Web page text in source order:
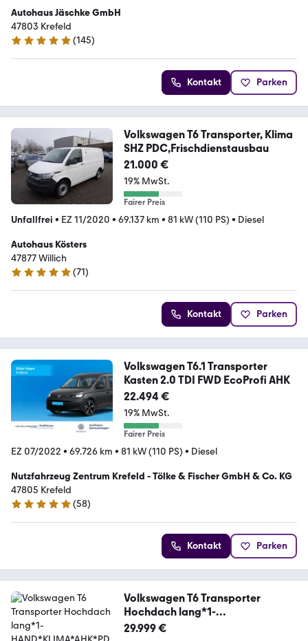
Autohaus Jäschke GmbH
47803 Krefeld
5 Sterne
(145)
Kontakt Parken
Volkswagen T6 Transporter, Klima
SHZ PDC,Frischdienstausbau
21.000 €
19% MwSt.
Fairer Preis
Unfallfrei • EZ 11/2020 • 69.137 km • 81 kW (110 PS) • Diesel
Autohaus Kösters
47877 Willich
4.8 Sterne
(71)
Kontakt Parken
Volkswagen T6.1 Transporter
Kasten 2.0 TDI FWD EcoProfi AHK
22.494 €
19% MwSt.
Fairer Preis
EZ 07/2022 • 69.726 km • 81 kW (110 PS) • Diesel
Nutzfahrzeug Zentrum Krefeld - Tölke & Fischer GmbH & Co. KG
47805 Krefeld
4.8 Sterne
(58)
Kontakt Parken
Volkswagen T6 Transporter
Hochdach lang*1-
HAND*KLIMA*AHK*PD
29.999 €